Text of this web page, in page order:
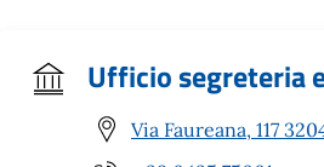
Ufficio segreteria
Via Faureana, 117